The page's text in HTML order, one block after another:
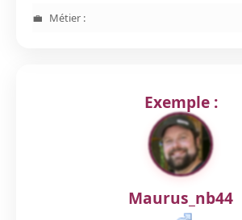
Métier :
Exemple :
Maurus_nb44